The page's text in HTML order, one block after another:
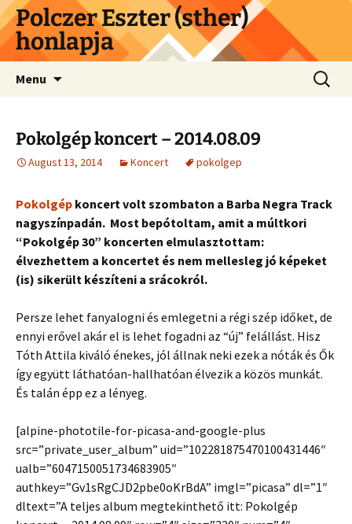
Skip
to
content
Polczer Eszter (sther)
honlapja
Menu
Search
for:
Pokolgép koncert – 2014.08.09
August 13, 2014 Koncert pokolgep
Pokolgép koncert volt szombaton a Barba Negra Track
nagyszínpadán. Most bepótoltam, amit a múltkori
“Pokolgép 30” koncerten elmulasztottam:
élvezhettem a koncertet és nem mellesleg jó képeket
(is) sikerült készíteni a srácokról.
Persze lehet fanyalogni és emlegetni a régi szép időket, de
ennyi erővel akár el is lehet fogadni az “új” felállást. Hisz
Tóth Attila kiváló énekes, jól állnak neki ezek a nóták és Ők
így együtt láthatóan-hallhatóan élvezik a közös munkát.
És talán épp ez a lényeg.
[alpine-phototile-for-picasa-and-google-plus
src=”private_user_album” uid=”102281875470100431446″
ualb=”6047150051734683905″
authkey=”Gv1sRgCJD2pbe0oKrBdA” imgl=”picasa” dl=”1″
dltext=”A teljes album megtekinthető itt: Pokolgép